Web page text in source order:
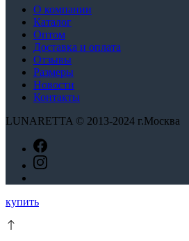
О компании
Каталог
Оптом
Доставка и оплата
Отзывы
Размеры
Новости
Контакты
LUNARETTA © 2013-2024 г.Москва
купить